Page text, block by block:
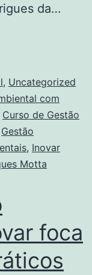
da…
, Uncategorized
com
Curso de Gestão
Gestão
, Inovar
Motta
foca